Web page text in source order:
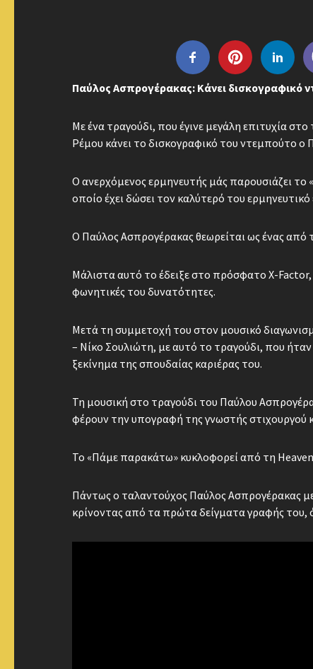
Παύλος Ασπρογέρακας: Κάνει δισκογραφικό
Με ένα τραγούδι, που έγινε μεγάλη επιτυχία
Ρέμου κάνει το δισκογραφικό του ντεμπούτο ο
Ο ανερχόμενος ερμηνευτής μάς παρουσιάζει
οποίο έχει δώσει τον καλύτερό του
Ο Παύλος Ασπρογέρακας θεωρείται ως ένας από
Μάλιστα αυτό το έδειξε στο πρόσφατο X-Factor,
φωνητικές του δυνατότητες.
Μετά τη συμμετοχή του στον μουσικό
– Νίκο Σουλιώτη, με αυτό το τραγούδι, που
ξεκίνημα της σπουδαίας καριέρας του.
Τη μουσική στο τραγούδι του Παύλου
φέρουν την υπογραφή της γνωστής στιχουργού
Το «Πάμε παρακάτω» κυκλοφορεί από τη Heaven
Πάντως ο ταλαντούχος Παύλος Ασπρογέρακας
κρίνοντας από τα πρώτα δείγματα γραφής του,